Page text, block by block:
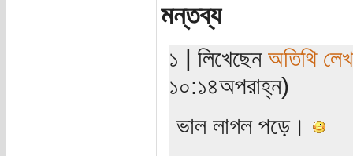
মন্তব্য
১ | লিখেছেন অতিথি
১০:১৪অপরাহ্ন)
ভাল লাগল পড়ে।